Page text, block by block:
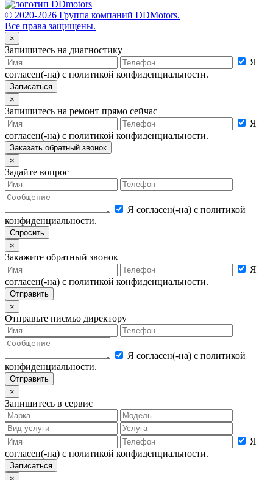
© 2020-2026 Группа компаний DDMotors.
Все права защищены.
×
Запишитесь на диагностику
Я
согласен(-на) с политикой конфиденциальности.
×
Запишитесь на ремонт прямо сейчас
Я
согласен(-на) с политикой конфиденциальности.
×
Задайте вопрос
Я согласен(-на) с политикой
конфиденциальности.
×
Закажите обратный звонок
Я
согласен(-на) с политикой конфиденциальности.
×
Отправьте писмьо директору
Я согласен(-на) с политикой
конфиденциальности.
×
Запишитесь в сервис
Я
согласен(-на) с политикой конфиденциальности.